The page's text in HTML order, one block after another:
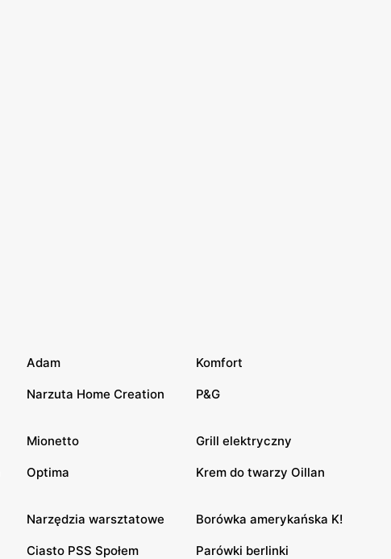
Adam Komfort
Narzuta Home Creation P&G
Mionetto Grill elektryczny
Optima Krem do twarzy Oillan
Narzędzia warsztatowe Borówka amerykańska K!
Ciasto PSS Społem Parówki berlinki